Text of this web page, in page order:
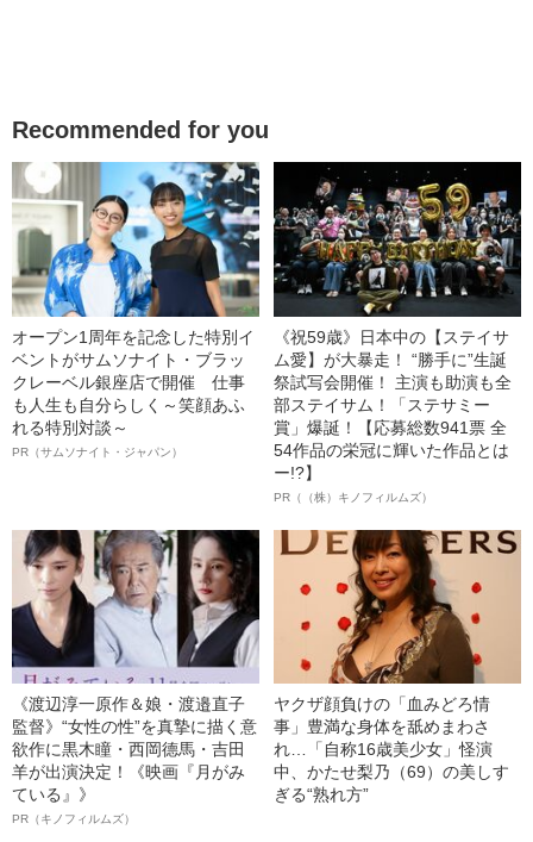
Recommended for you
オープン1周年を記念した特別イ
ベントがサムソナイト・ブラッ
クレーベル銀座店で開催 仕事
も人生も自分らしく～笑顔あふ
れる特別対談～
PR（サムソナイト・ジャパン）
《祝59歳》日本中の【ステイサ
ム愛】が大暴走！ “勝手に”生誕
祭試写会開催！ 主演も助演も全
部ステイサム！「ステサミー
賞」爆誕！【応募総数941票 全
54作品の栄冠に輝いた作品とは
ー!?】
PR（（株）キノフィルムズ）
《渡辺淳一原作＆娘・渡邉直子
監督》“女性の性”を真摯に描く意
欲作に黒木瞳・西岡德馬・吉田
羊が出演決定！《映画『月がみ
ている』》
PR（キノフィルムズ）
ヤクザ顔負けの「血みどろ情
事」豊満な身体を舐めまわさ
れ…「自称16歳美少女」怪演
中、かたせ梨乃（69）の美しす
ぎる“熟れ方”